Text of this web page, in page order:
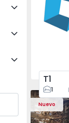
T1
1
Nuevo
Casa Vila